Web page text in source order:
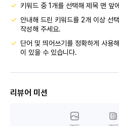
키워드 중 1개를 선택해 제목 맨 앞
안내해 드린 키워드를 2개 이상 선
작성해 주세요.
단어 및 띄어쓰기를 정확하게 사용
이 있을 수 있습니다.
리뷰어 미션